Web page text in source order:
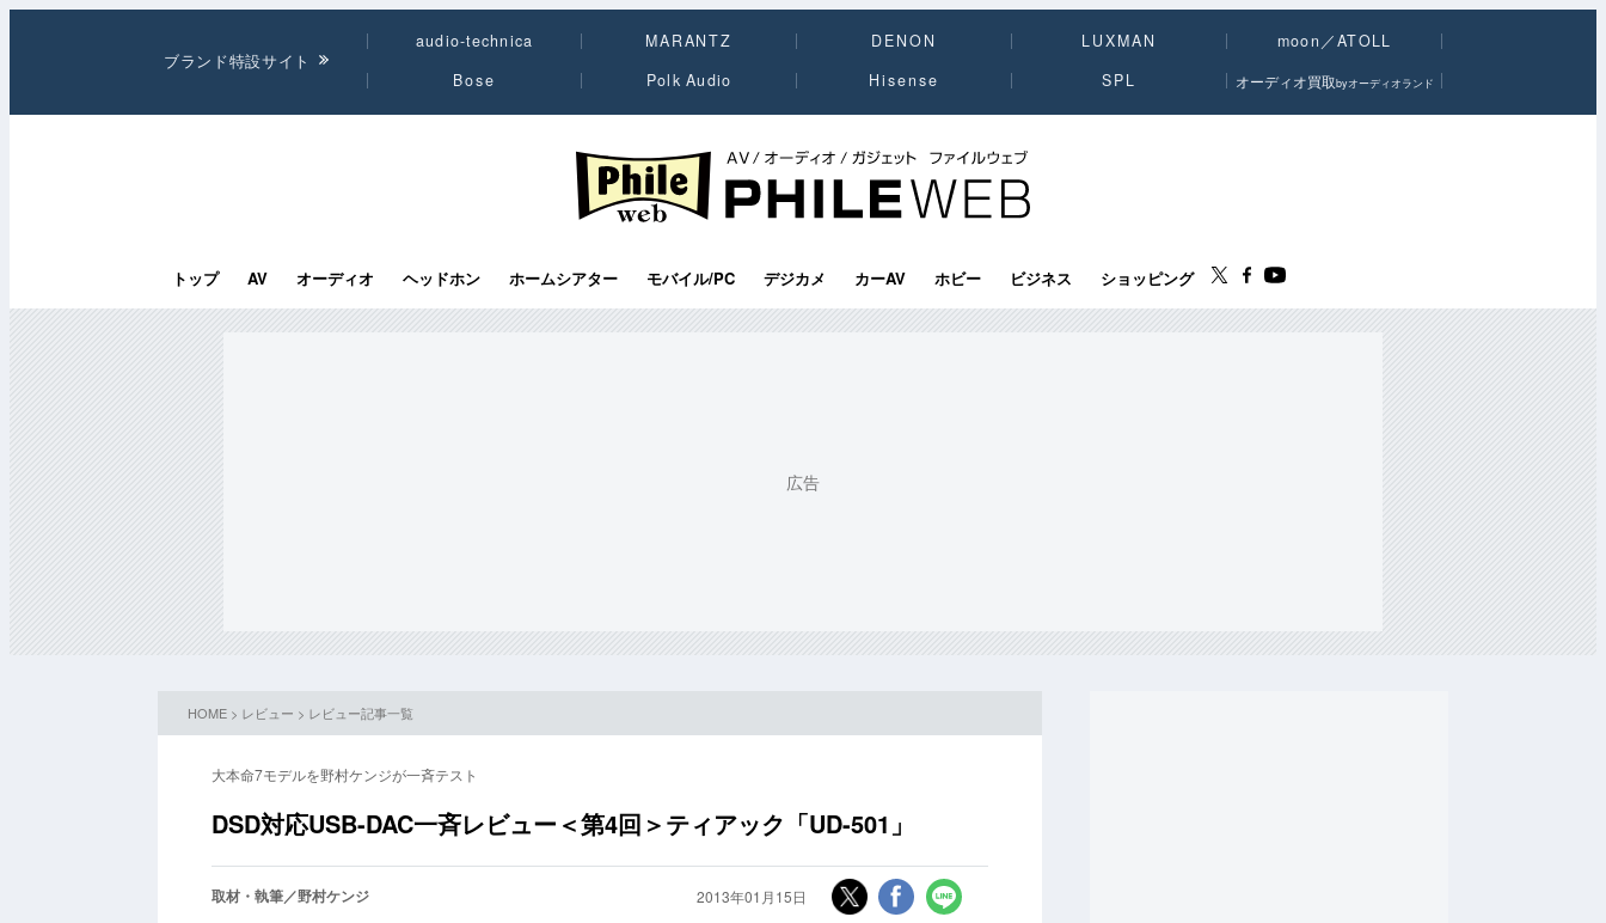
ブランド特設サイト
audio-technica MARANTZ DENON LUXMAN
moon／ATOLL
Bose
Polk Audio Hisense SPL オーディオ買取byオーディオランド
PHILE WEB｜AV/オーディオ/ガジェット
トップ AV オーディオ ヘッドホン ホームシアター モバイル/PC デジカメ カーAV ホビー ビジネス ショッピング
HOME > レビュー > レビュー記事一覧
大本命7モデルを野村ケンジが一斉テスト
DSD対応USB-DAC一斉レビュー＜第4回＞ティアック「UD-501」
取材・執筆／野村ケンジ 2013年01月15日